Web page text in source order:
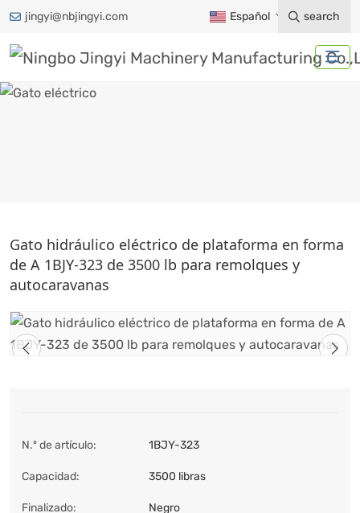
jingyi@nbjingyi.com Español search
GATO ELÉCTRICO
Hogar Productos
Accesorios para remolques
Gato de remolque
Gato hidráulico eléctrico de plataforma en forma
de A 1BJY-323 de 3500 lb para remolques y
autocaravanas
N.º de artículo: 1BJY-323
Capacidad: 3500 libras
Finalizado: Negro